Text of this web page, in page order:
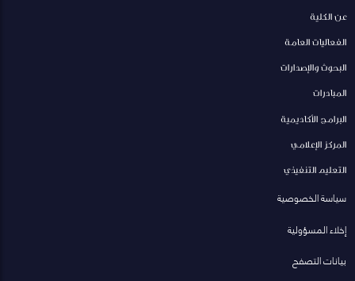
عن الكلية
الفعاليات العامة
البحوث والإصدارات
المبادرات
البرامج الأكاديمية
المركز الإعلامي
التعليم التنفيذي
سياسة الخصوصية
إخلاء المسؤولية
بيانات التصفح